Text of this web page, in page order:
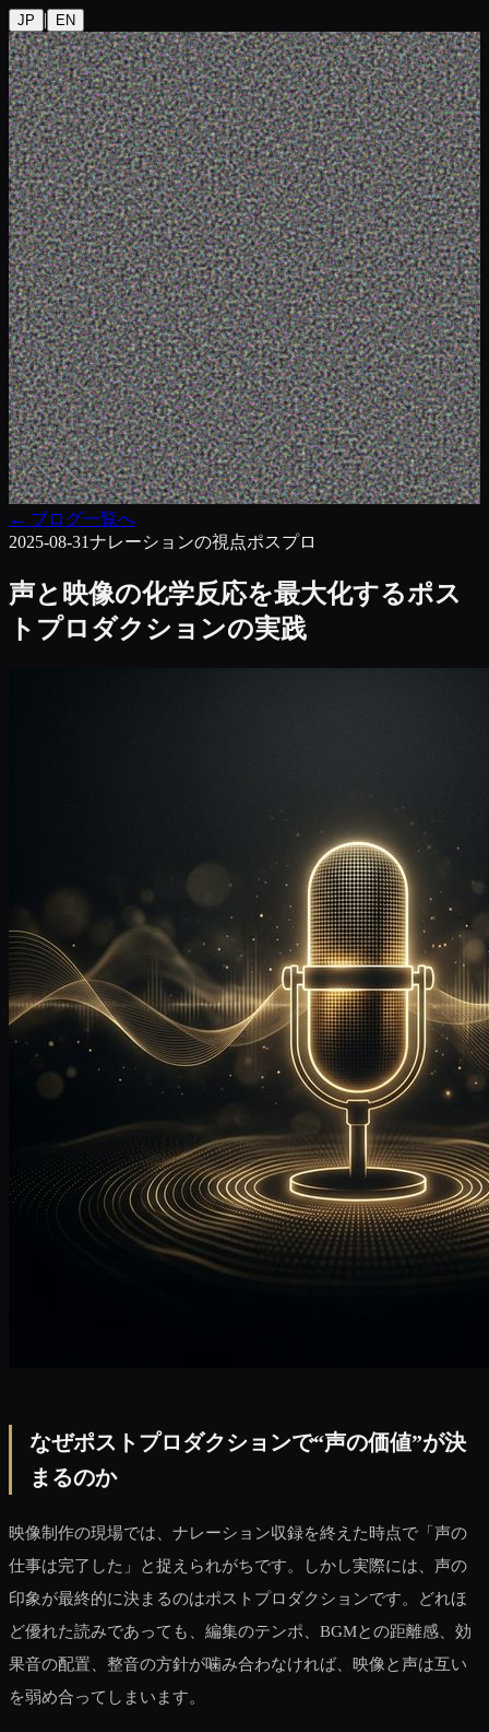
JP | EN
← ブログ一覧へ
2025-08-31ナレーションの視点ポスプロ
声と映像の化学反応を最大化するポス
トプロダクションの実践
なぜポストプロダクションで“声の価値”が決
まるのか
映像制作の現場では、ナレーション収録を終えた時点で「声の
仕事は完了した」と捉えられがちです。しかし実際には、声の
印象が最終的に決まるのはポストプロダクションです。どれほ
ど優れた読みであっても、編集のテンポ、BGMとの距離感、効
果音の配置、整音の方針が噛み合わなければ、映像と声は互い
を弱め合ってしまいます。